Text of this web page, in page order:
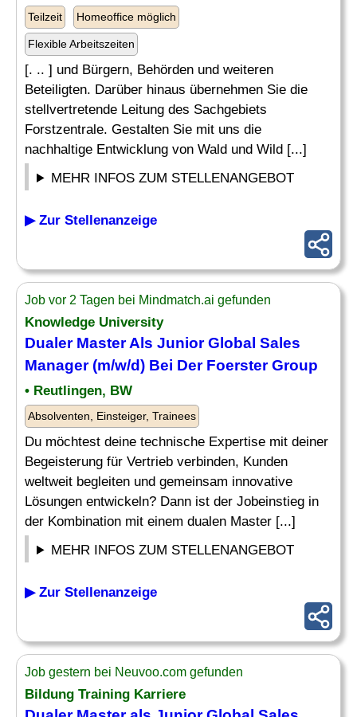
Teilzeit Homeoffice möglich
Flexible Arbeitszeiten
[. .. ] und Bürgern, Behörden und weiteren
Beteiligten. Darüber hinaus übernehmen Sie die
stellvertretende Leitung des Sachgebiets
Forstzentrale. Gestalten Sie mit uns die
nachhaltige Entwicklung von Wald und Wild [...]
MEHR INFOS ZUM STELLENANGEBOT
▶ Zur Stellenanzeige
Job vor 2 Tagen bei Mindmatch.ai gefunden
Knowledge University
Dualer Master Als Junior Global Sales
Manager (m/w/d) Bei Der Foerster Group
• Reutlingen, BW
Absolventen, Einsteiger, Trainees
Du möchtest deine technische Expertise mit deiner
Begeisterung für Vertrieb verbinden, Kunden
weltweit begleiten und gemeinsam innovative
Lösungen entwickeln? Dann ist der Jobeinstieg in
der Kombination mit einem dualen Master [...]
MEHR INFOS ZUM STELLENANGEBOT
▶ Zur Stellenanzeige
Job gestern bei Neuvoo.com gefunden
Bildung Training Karriere